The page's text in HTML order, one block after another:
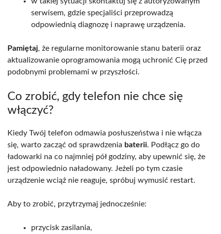
serwisem, gdzie specjaliści przeprowadzą
odpowiednią diagnozę i naprawę urządzenia.
Pamiętaj, że regularne monitorowanie stanu baterii oraz
aktualizowanie oprogramowania mogą uchronić Cię przed
podobnymi problemami w przyszłości.
Co zrobić, gdy telefon nie chce się
włączyć?
Kiedy Twój telefon odmawia posłuszeństwa i nie włącza
się, warto zacząć od sprawdzenia baterii. Podłącz go do
ładowarki na co najmniej pół godziny, aby upewnić się, że
jest odpowiednio naładowany. Jeżeli po tym czasie
urządzenie wciąż nie reaguje, spróbuj wymusić restart.
Aby to zrobić, przytrzymaj jednocześnie:
przycisk zasilania,